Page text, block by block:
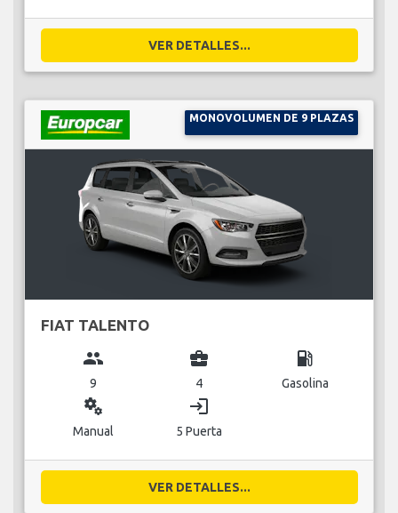
VER DETALLES...
MONOVOLUMEN DE 9 PLAZAS
FIAT TALENTO
group
9
business_center
4
local_gas_station
Gasolina
miscellaneous_services
Manual
login
5 Puerta
VER DETALLES...